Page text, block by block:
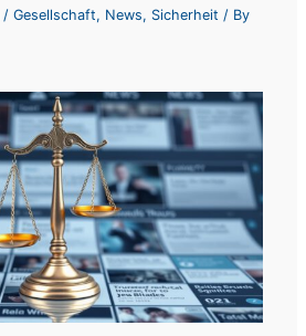
/Gesellschaft, News, Sicherheit / By